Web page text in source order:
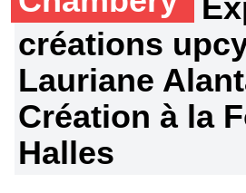
créations
Lauriane
Création à la
Halles